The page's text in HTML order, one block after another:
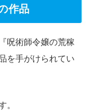
作品
呪術師令嬢の荒稼
を手がけられてい